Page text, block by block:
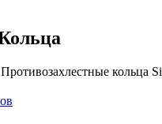
Противозахлестные кольца